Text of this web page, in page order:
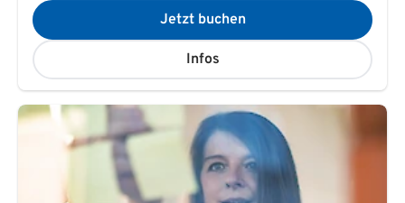
Jetzt buchen
Infos